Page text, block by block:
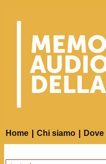
Home Chi siamo